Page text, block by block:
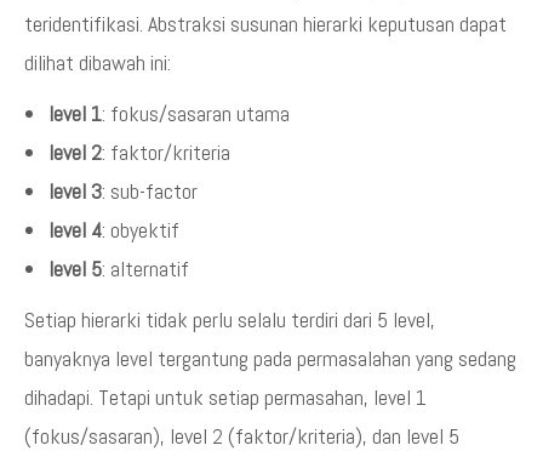
teridentifikasi. Abstraksi susunan hierarki keputusan dapat
dilihat dibawah ini:
level 1: fokus/sasaran utama
level 2: faktor/kriteria
level 3: sub-factor
level 4: obyektif
level 5: alternatif
Setiap hierarki tidak perlu selalu terdiri dari 5 level,
banyaknya level tergantung pada permasalahan yang sedang
dihadapi. Tetapi untuk setiap permasahan, level 1
(fokus/sasaran), level 2 (faktor/kriteria), dan level 5